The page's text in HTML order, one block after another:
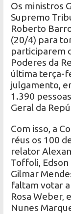
Os ministros
Supremo
Roberto
(20/4) para
participarem
Poderes da
última terça-
julgamento,
1.390
Geral da
Com isso, a
réus os 100
relator
Toffoli, Edson
Gilmar
faltam votar
Rosa Weber,
Nunes